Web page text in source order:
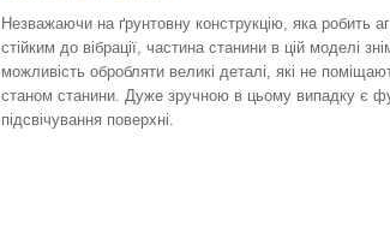
Незважаючи на ґрунтовну конструкцію, яка робить
стійким до вібрації, частина станини в цій моделі
можливість обробляти великі деталі, які не
станом станини. Дуже зручною в цьому випадку є
підсвічування поверхні.